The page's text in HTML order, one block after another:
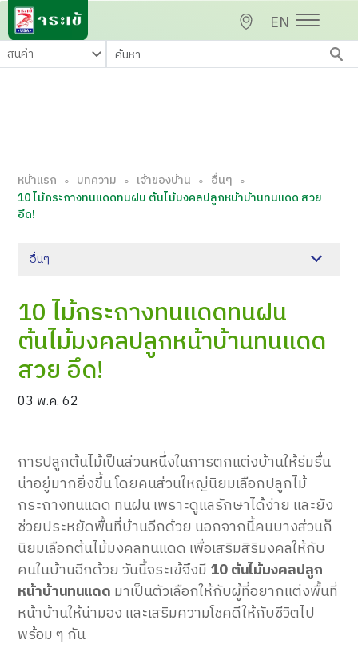
EN
หน้าแรก ∘ บทความ ∘ เจ้าของบ้าน ∘ อื่นๆ ∘
10 ไม้กระถางทนแดดทนฝน ต้นไม้มงคลปลูกหน้าบ้านทนแดด สวย
อึด!
อื่นๆ
10 ไม้กระถางทนแดดทนฝน
ต้นไม้มงคลปลูกหน้าบ้านทนแดด
สวย อึด!
03 พ.ค. 62
การปลูกต้นไม้เป็นส่วนหนึ่งในการตกแต่งบ้านให้ร่มรื่น
น่าอยู่มากยิ่งขึ้น โดยคนส่วนใหญ่นิยมเลือกปลูกไม้
กระถางทนแดด ทนฝน เพราะดูแลรักษาได้ง่าย และยัง
ช่วยประหยัดพื้นที่บ้านอีกด้วย นอกจากนี้คนบางส่วนก็
นิยมเลือกต้นไม้มงคลทนแดด เพื่อเสริมสิริมงคลให้กับ
คนในบ้านอีกด้วย วันนี้จระเข้จึงมี 10 ต้นไม้มงคลปลูก
หน้าบ้านทนแดด มาเป็นตัวเลือกให้กับผู้ที่อยากแต่งพื้นที่
หน้าบ้านให้น่ามอง และเสริมความโชคดีให้กับชีวิตไป
พร้อม ๆ กัน